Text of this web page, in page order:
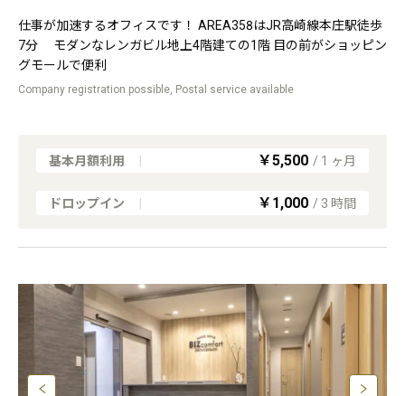
仕事が加速するオフィスです！ AREA358はJR高崎線本庄駅徒歩
7分 モダンなレンガビル地上4階建ての1階 目の前がショッピン
グモールで便利
Company registration possible, Postal service available
基本月額利用 ￥5,500 / 1 ヶ月
ドロップイン ￥1,000 / 3 時間